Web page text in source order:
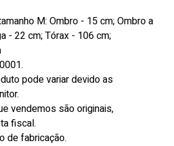
M: Ombro - 15 cm; Ombro a
- 22 cm; Tórax - 106 cm;
pode variar devido as
vendemos são originais,
fiscal.
de fabricação.